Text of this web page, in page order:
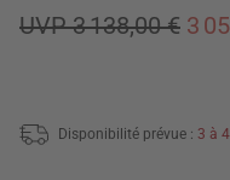
UVP 3 138,00 € 3
Disponibilité prévue : 3 à